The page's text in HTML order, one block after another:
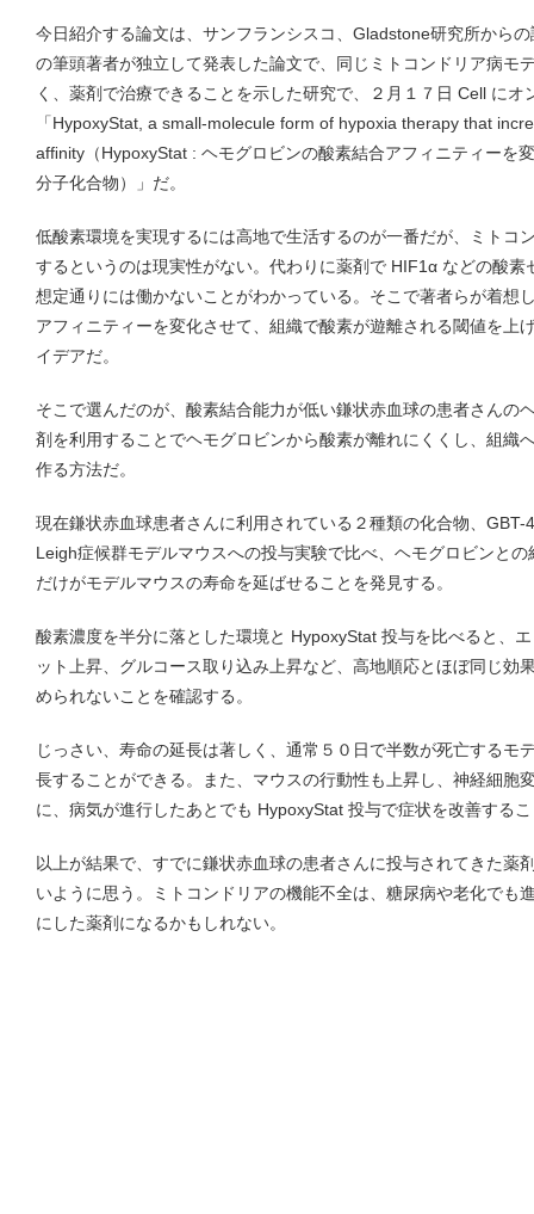
今日紹介する論文は、サンフランシスコ、Gladstone研究所から
の筆頭著者が独立して発表した論文で、同じミトコンドリア病モ
く、薬剤で治療できることを示した研究で、２月１７日 Cell に
「HypoxyStat, a small-molecule form of hypoxia therapy that
afﬁnity（HypoxyStat : ヘモグロビンの酸素結合アフィニティーを
分子化合物）」だ。
低酸素環境を実現するには高地で生活するのが一番だが、ミトコ
するというのは現実性がない。代わりに薬剤で HIF1α などの酸
想定通りには働かないことがわかっている。そこで著者らが着想
アフィニティーを変化させて、組織で酸素が遊離される閾値を上
イデアだ。
そこで選んだのが、酸素結合能力が低い鎌状赤血球の患者さんの
剤を利用することでヘモグロビンから酸素が離れにくくし、組織
作る方法だ。
現在鎌状赤血球患者さんに利用されている２種類の化合物、
Leigh症候群モデルマウスへの投与実験で比べ、ヘモグロビンと
だけがモデルマウスの寿命を延ばせることを発見する。
酸素濃度を半分に落とした環境と HypoxyStat 投与を比べると、
ット上昇、グルコース取り込み上昇など、高地順応とほぼ同じ効
められないことを確認する。
じっさい、寿命の延長は著しく、通常５０日で半数が死亡するモ
長することができる。また、マウスの行動性も上昇し、神経細胞
に、病気が進行したあとでも HypoxyStat 投与で症状を改善する
以上が結果で、すでに鎌状赤血球の患者さんに投与されてきた薬
いように思う。ミトコンドリアの機能不全は、糖尿病や老化でも
にした薬剤になるかもしれない。